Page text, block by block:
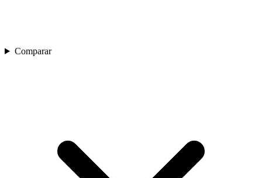
Comparar